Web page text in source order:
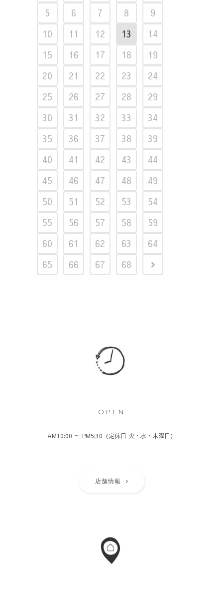
5
6 7 8
9
10
11 12 13
14
15
16 17 18
19
20
21 22 23
24
25
26 27 28
29
30
31 32 33
34
35
36 37 38
39
40
41 42 43
44
45
46 47 48
49
50
51 52 53
54
55
56 57 58
59
60
61 62 63
64
65
66 67 68
OPEN
AM10:00 ～ PM5:30（定休日 火・水・木曜日）
店舗情報